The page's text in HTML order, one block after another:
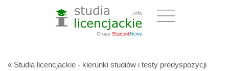
« Studia licencjackie - kierunki studiów i testy predyspozycji